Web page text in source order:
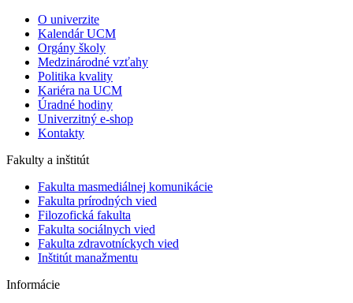
O univerzite
Kalendár UCM
Orgány školy
Medzinárodné vzťahy
Politika kvality
Kariéra na UCM
Úradné hodiny
Univerzitný e-shop
Kontakty
Fakulty a inštitút
Fakulta masmediálnej komunikácie
Fakulta prírodných vied
Filozofická fakulta
Fakulta ​sociálnych vied
Fakulta zdravotníckych vied
Inštitút manažmentu
Informácie